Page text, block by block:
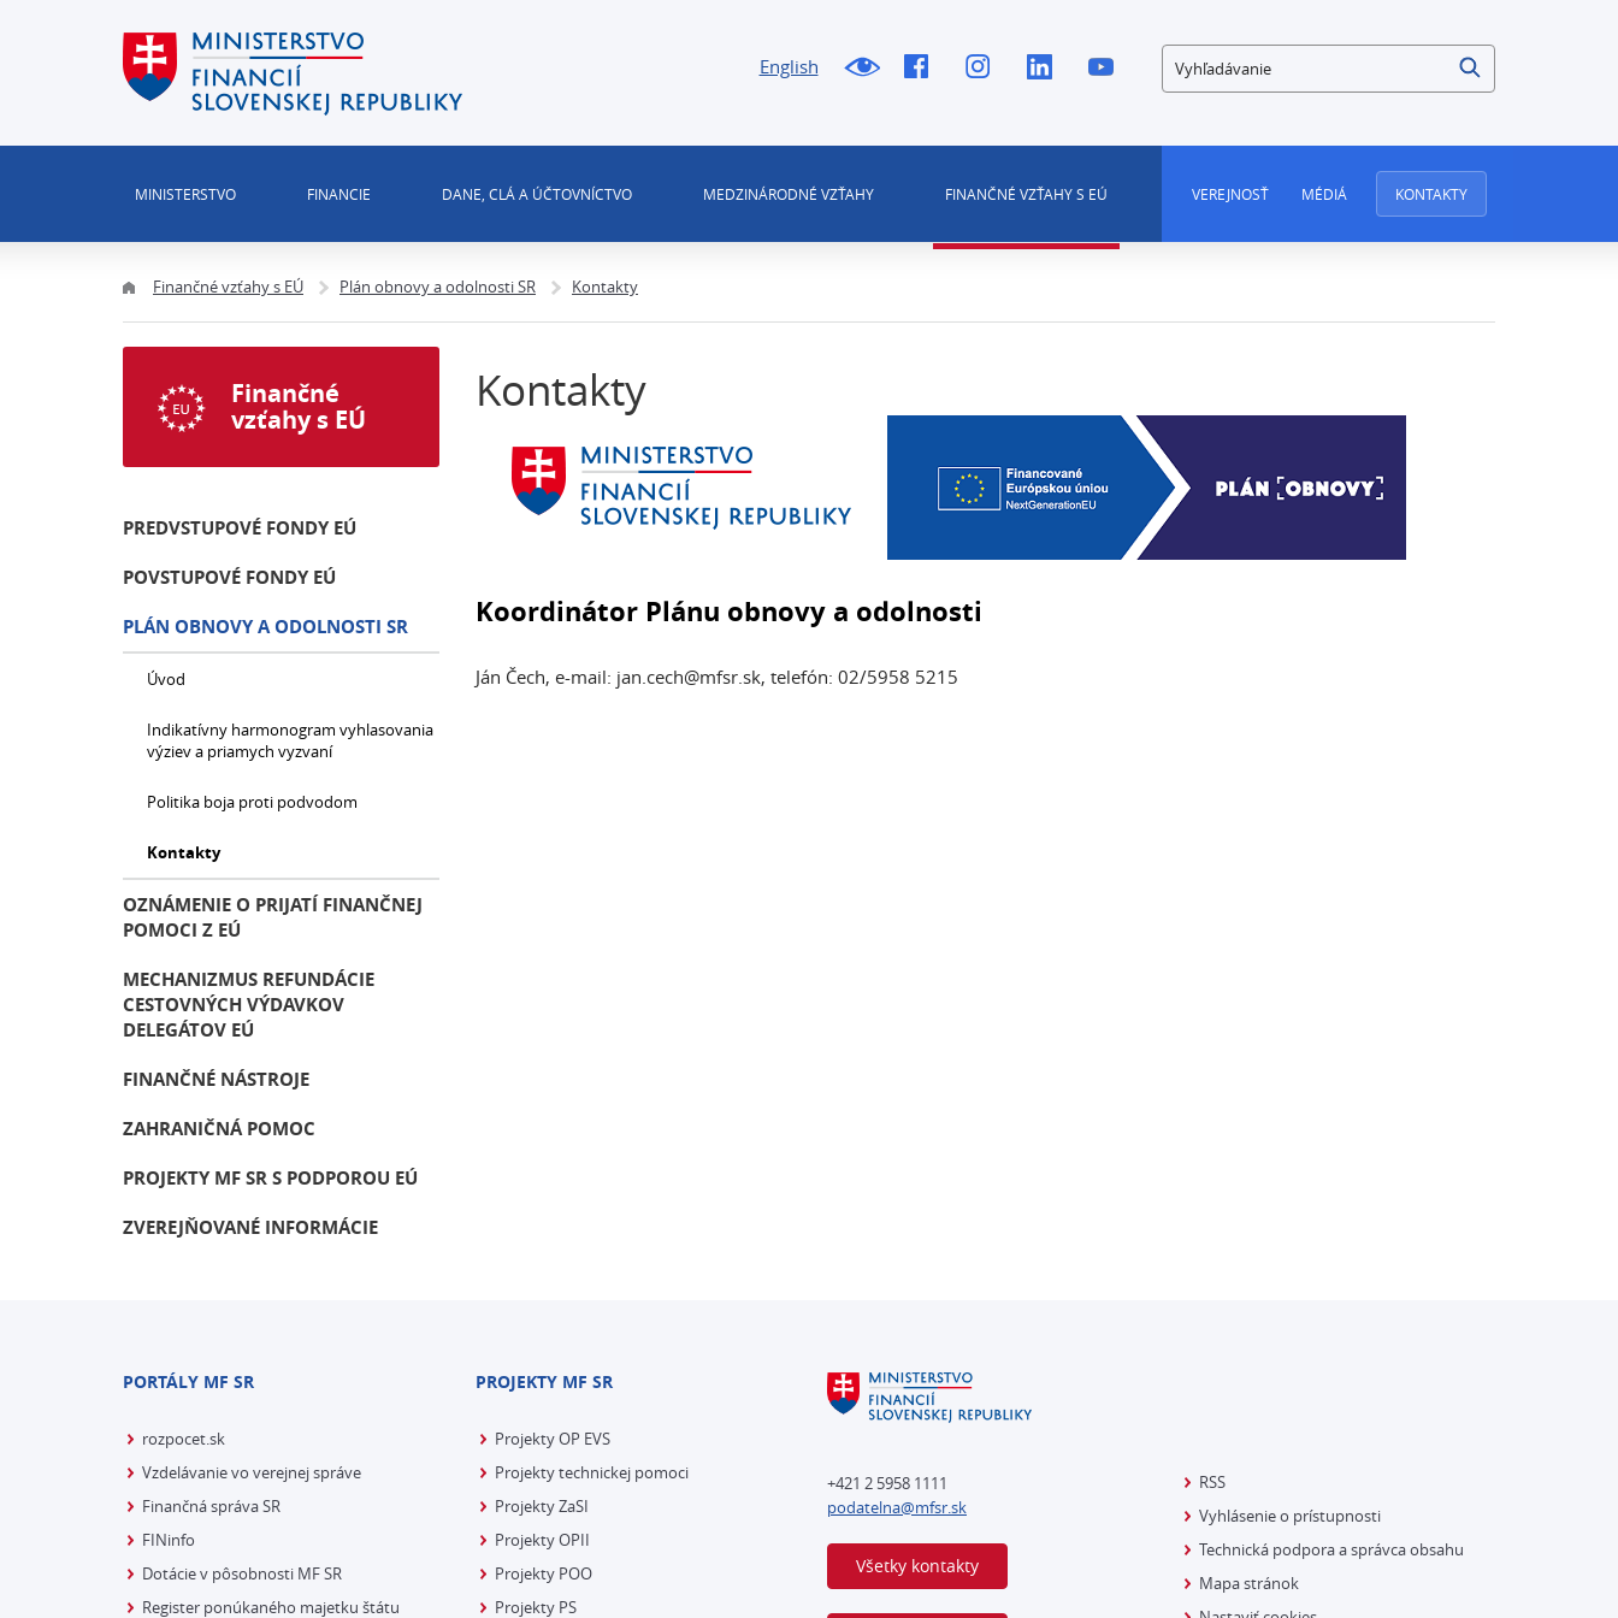
English Vyhľadávanie
MINISTERSTVO FINANCIE DANE, CLÁ A ÚČTOVNÍCTVO MEDZINÁRODNÉ VZŤAHY FINANČNÉ VZŤAHY S EÚ VEREJNOSŤ MÉDIÁ KONTAKTY
Finančné vzťahy s EÚ Plán obnovy a odolnosti SR Kontakty
Kontakty
Koordinátor Plánu obnovy a odolnosti
Ján Čech, e-mail: jan.cech@mfsr.sk, telefón: 02/5958 5215
Finančné
vzťahy s EÚ
PREDVSTUPOVÉ FONDY EÚ
POVSTUPOVÉ FONDY EÚ
PLÁN OBNOVY A ODOLNOSTI SR
Úvod
Indikatívny harmonogram vyhlasovania
výziev a priamych vyzvaní
Politika boja proti podvodom
Kontakty
OZNÁMENIE O PRIJATÍ FINANČNEJ
POMOCI Z EÚ
MECHANIZMUS REFUNDÁCIE
CESTOVNÝCH VÝDAVKOV
DELEGÁTOV EÚ
FINANČNÉ NÁSTROJE
ZAHRANIČNÁ POMOC
PROJEKTY MF SR S PODPOROU EÚ
ZVEREJŇOVANÉ INFORMÁCIE
PORTÁLY MF SR
rozpocet.sk
Vzdelávanie vo verejnej správe
Finančná správa SR
FINinfo
Dotácie v pôsobnosti MF SR
Register ponúkaného majetku štátu
PROJEKTY MF SR
Projekty OP EVS
Projekty technickej pomoci
Projekty ZaSI
Projekty OPII
Projekty POO
Projekty PS
+421 2 5958 1111
podatelna@mfsr.sk
Všetky kontakty
RSS
Vyhlásenie o prístupnosti
Technická podpora a správca obsahu
Mapa stránok